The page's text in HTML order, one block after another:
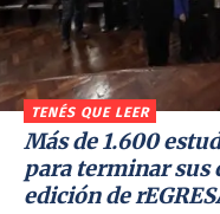
TENÉS QUE LEER
Más de 1.600
para terminar sus
edición de